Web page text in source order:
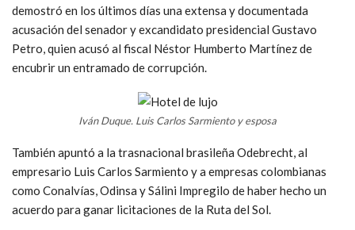
demostró en los últimos días una extensa y documentada
acusación del senador y excandidato presidencial Gustavo
Petro, quien acusó al fiscal Néstor Humberto Martínez de
encubrir un entramado de corrupción.
Iván Duque. Luis Carlos Sarmiento y esposa
También apuntó a la trasnacional brasileña Odebrecht, al
empresario Luis Carlos Sarmiento y a empresas colombianas
como Conalvías, Odinsa y Sálini Impregilo de haber hecho un
acuerdo para ganar licitaciones de la Ruta del Sol.